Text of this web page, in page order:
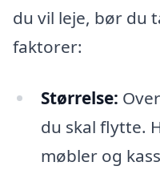
du vil leje, bør du
faktorer:
Størrelse:
du skal flytte.
møbler og